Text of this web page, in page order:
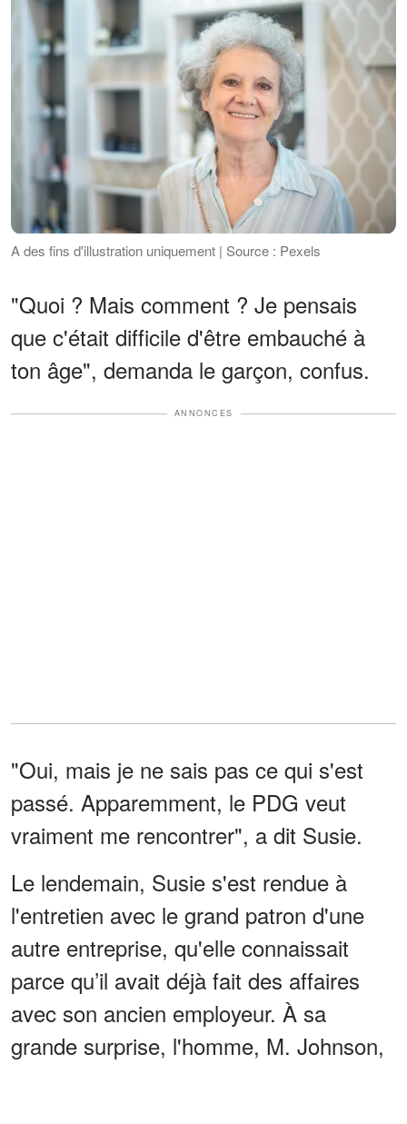
A des fins d'illustration uniquement | Source : Pexels
"Quoi ? Mais comment ? Je pensais
que c'était difficile d'être embauché à
ton âge", demanda le garçon, confus.
ANNONCES
"Oui, mais je ne sais pas ce qui s'est
passé. Apparemment, le PDG veut
vraiment me rencontrer", a dit Susie.
Le lendemain, Susie s'est rendue à
l'entretien avec le grand patron d'une
autre entreprise, qu'elle connaissait
parce qu’il avait déjà fait des affaires
avec son ancien employeur. À sa
grande surprise, l'homme, M. Johnson,